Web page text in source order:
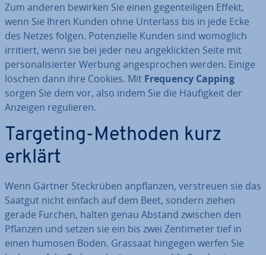
Zum anderen bewirken Sie einen ge­gen­tei­li­gen Effekt,
wenn Sie Ihren Kunden ohne Unterlass bis in jede Ecke
des Netzes folgen. Po­ten­zi­el­le Kunden sind womöglich
irritiert, wenn sie bei jeder neu an­ge­klick­ten Seite mit
per­so­na­li­sier­ter Werbung an­ge­spro­chen werden. Einige
löschen dann ihre Cookies. Mit Frequency Capping
sorgen Sie dem vor, also indem Sie die Häu­fig­keit der
Anzeigen re­gu­lie­ren.
Targeting-Methoden kurz
erklärt
Wenn Gärtner Steck­rü­ben an­pflan­zen, ver­streu­en sie das
Saatgut nicht einfach auf dem Beet, sondern ziehen
gerade Furchen, halten genau Abstand zwischen den
Pflanzen und setzen sie ein bis zwei Zen­ti­me­ter tief in
einen humosen Boden. Grassaat hingegen werfen Sie